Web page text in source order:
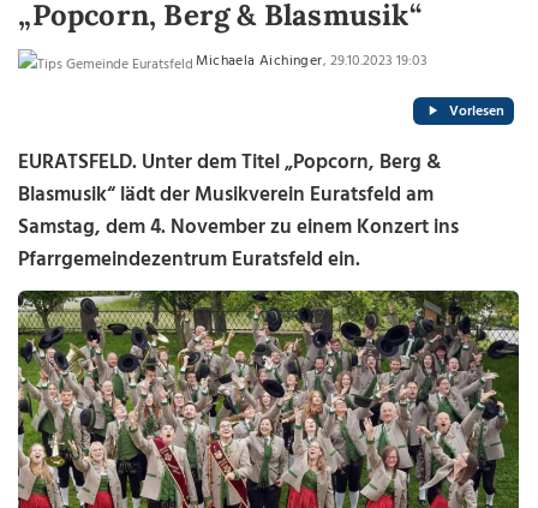
„Popcorn, Berg & Blasmusik“
Michaela Aichinger, 29.10.2023 19:03
Vorlesen
EURATSFELD. Unter dem Titel „Popcorn, Berg &
Blasmusik“ lädt der Musikverein Euratsfeld am
Samstag, dem 4. November zu einem Konzert ins
Pfarrgemeindezentrum Euratsfeld ein.